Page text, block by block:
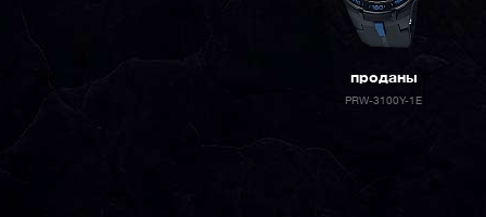
проданы
PRW-3100Y-1E